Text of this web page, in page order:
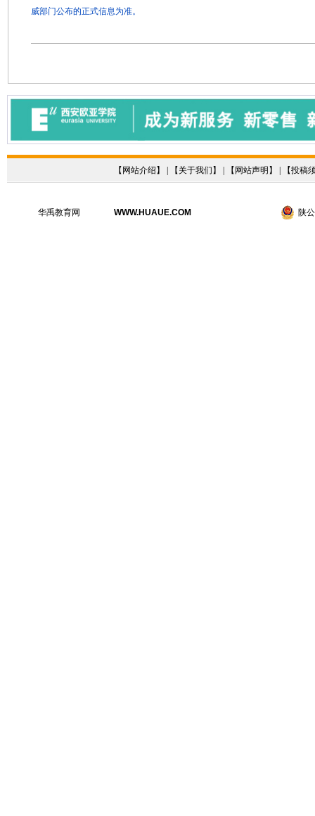
威部门公布的正式信息为准。
【 网站介绍 】 | 【 关于我们 】 | 【 网站声明 】 | 【投稿
华禹教育网 WWW.HUAUE.COM 陕